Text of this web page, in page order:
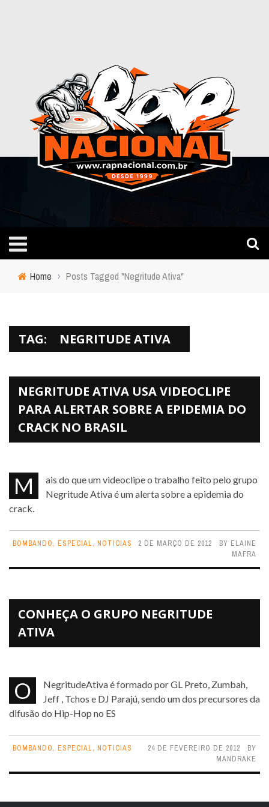
Home › Posts Tagged "Negritude Ativa"
TAG: NEGRITUDE ATIVA
NEGRITUDE ATIVA USA VIDEOCLIPE
PARA ALERTAR SOBRE A EPIDEMIA DO
CRACK NO BRASIL
Mais do que um videoclipe o trabalho feito pelo grupo
Negritude Ativa é um alerta sobre a epidemia do
crack.
BOMBANDO, ESPECIAL, NOTICIAS 2 DE MARÇO DE 2012 BY ELAINE
MAFRA
CONHEÇA O GRUPO NEGRITUDE
ATIVA
O NegritudeAtiva é formado por GL Preto, Zumbah,
Jeff , Tchos e DJ Parajú, sendo um dos precursores da
difusão do Hip-Hop no ES
BOMBANDO, ESPECIAL, NOTICIAS 24 DE FEVEREIRO DE 2012
BY
MANDRAKE